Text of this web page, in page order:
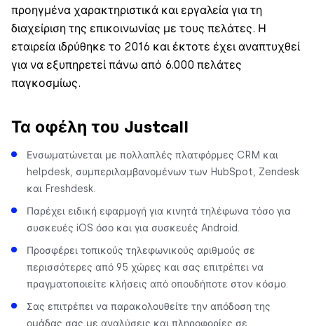
προηγμένα χαρακτηριστικά και εργαλεία για τη
διαχείριση της επικοινωνίας με τους πελάτες. Η
εταιρεία ιδρύθηκε το 2016 και έκτοτε έχει αναπτυχθεί
για να εξυπηρετεί πάνω από 6.000 πελάτες
παγκοσμίως.
Τα οφέλη του Justcall
Ενσωματώνεται με πολλαπλές πλατφόρμες CRM και
helpdesk, συμπεριλαμβανομένων των HubSpot, Zendesk
και Freshdesk.
Παρέχει ειδική εφαρμογή για κινητά τηλέφωνα τόσο για
συσκευές iOS όσο και για συσκευές Android.
Προσφέρει τοπικούς τηλεφωνικούς αριθμούς σε
περισσότερες από 95 χώρες και σας επιτρέπει να
πραγματοποιείτε κλήσεις από οπουδήποτε στον κόσμο.
Σας επιτρέπει να παρακολουθείτε την απόδοση της
ομάδας σας με αναλύσεις και πληροφορίες σε